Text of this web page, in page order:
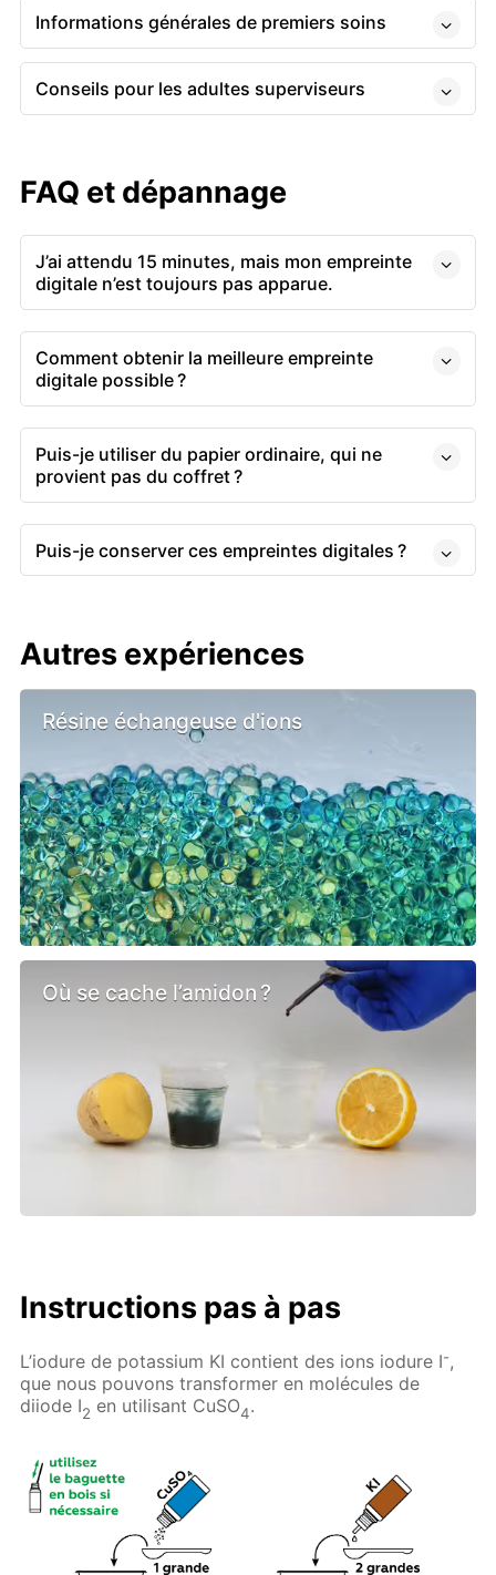
Informations générales de premiers soins
Conseils pour les adultes superviseurs
FAQ et dépannage
J’ai attendu 15 minutes, mais mon empreinte
digitale n’est toujours pas apparue.
Comment obtenir la meilleure empreinte
digitale possible ?
Puis-je utiliser du papier ordinaire, qui ne
provient pas du coffret ?
Puis-je conserver ces empreintes digitales ?
Autres expériences
Résine échangeuse d'ions
Où se cache l’amidon ?
Instructions pas à pas
L’iodure de potassium KI contient des ions iodure I-,
que nous pouvons transformer en molécules de
diiode I2 en utilisant CuSO4.